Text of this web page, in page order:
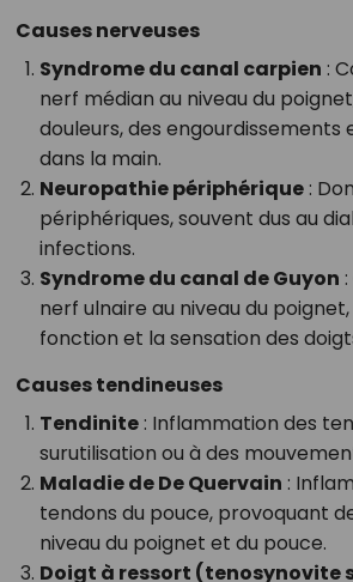
Causes nerveuses
Syndrome du canal carpien :
nerf médian au niveau du
douleurs, des engourdissements
dans la main.
Neuropathie périphérique:
périphériques, souvent dus au
infections.
Syndrome du canal de Guyon
nerf ulnaire au niveau du
fonction et la sensation des
Causes tendineuses
Tendinite: Inflammation des
surutilisation ou à des
Maladie de De Quervain :
tendons du pouce, provoquant
niveau du poignet et du pouce.
Doigt à ressort (tenosynovite